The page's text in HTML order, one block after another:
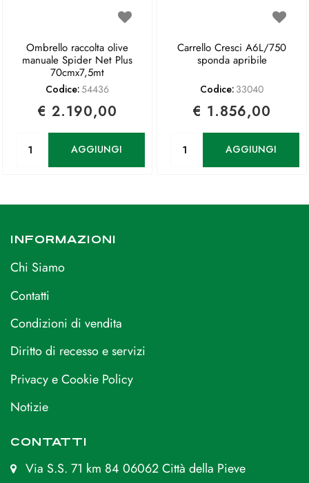
Ombrello raccolta olive
manuale Spider Net Plus
70cmx7,5mt
Codice:54436
€ 2.190,00
AGGIUNGI
Carrello Cresci A6L/750
sponda apribile
Codice: 33040
€ 1.856,00
AGGIUNGI
INFORMAZIONI
Chi Siamo
Contatti
Condizioni di vendita
Diritto di recesso e servizi
Privacy e Cookie Policy
Notizie
CONTATTI
Via S.S. 71 km 84 06062 Città della Pieve